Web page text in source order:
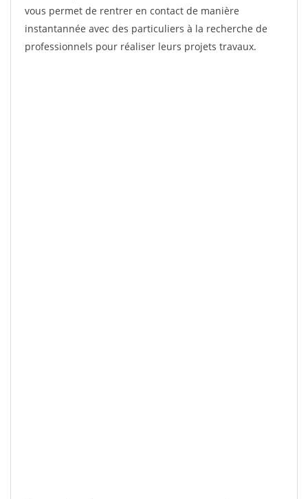
vous permet de rentrer en contact de manière
instantannée avec des particuliers à la recherche de
professionnels pour réaliser leurs projets travaux.